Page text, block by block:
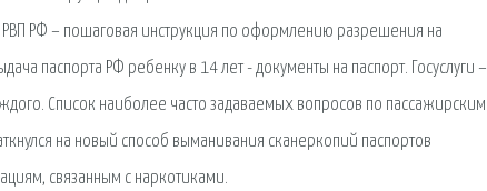
РФ – пошаговая инструкция по оформлению разрешения на
паспорта РФ ребенку в 14 лет - документы на паспорт. Госуслуги –
Список наиболее часто задаваемых вопросов по пассажирским
на новый способ выманивания сканеркопий паспортов
связанным с наркотиками.